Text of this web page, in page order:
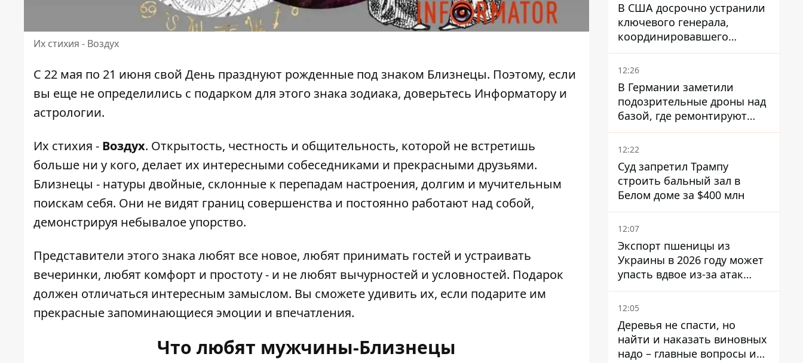
Их стихия - Воздух
С 22 мая по 21 июня свой День празднуют рожденные под знаком Близнецы. Поэтому, если
вы еще не определились с подарком для этого знака зодиака, доверьтесь Информатору и
астрологии.
Их стихия - Воздух. Открытость, честность и общительность, которой не встретишь
больше ни у кого, делает их интересными собеседниками и прекрасными друзьями.
Близнецы - натуры двойные, склонные к перепадам настроения, долгим и мучительным
поискам себя. Они не видят границ совершенства и постоянно работают над собой,
демонстрируя небывалое упорство.
Представители этого знака любят все новое, любят принимать гостей и устраивать
вечеринки, любят комфорт и простоту - и не любят вычурностей и условностей. Подарок
должен отличаться интересным замыслом. Вы сможете удивить их, если подарите им
прекрасные запоминающиеся эмоции и впечатления.
Что любят мужчины-Близнецы
В США досрочно устранили
ключевого генерала,
координировавшего
поддержку Украины -
причину умалчивают
12:26
В Германии заметили
подозрительные дроны над
базой, где ремонтируют
Patriot - СМИ
12:22
Суд запретил Трампу
строить бальный зал в
Белом доме за $400 млн
12:07
Экспорт пшеницы из
Украины в 2026 году может
упасть вдвое из-за атак
россиян по портам
12:05
Деревья не спасти, но
найти и наказать виновных
надо – главные вопросы и